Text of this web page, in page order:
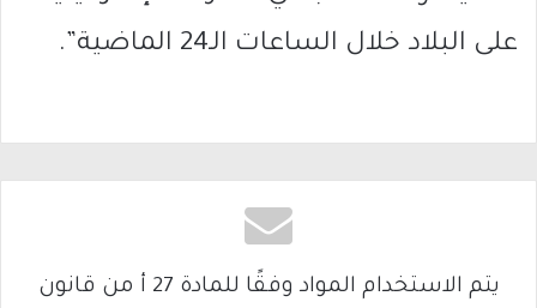
على البلاد خلال الساعات الـ24 الماضية”.
يتم الاستخدام المواد وفقًا للمادة 27 أ من قانون